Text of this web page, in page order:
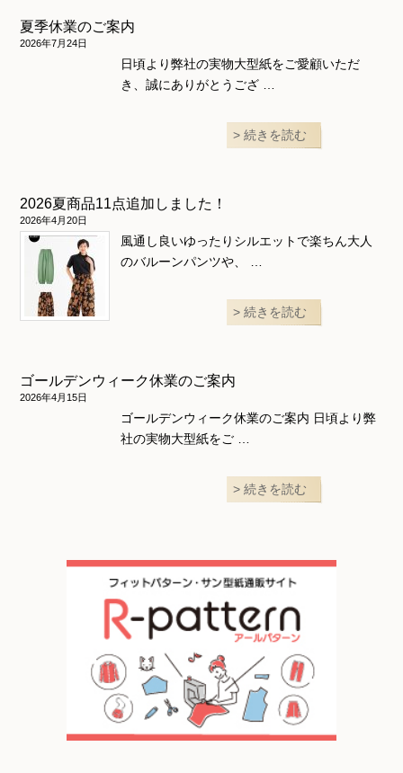
和風衣類
ウェディング・コスチューム
スカート・パンツ
夏季休業のご案内
2026年7月24日
日頃より弊社の実物大型紙をご愛顧いただ
き、誠にありがとうござ …
続きを読む
2026夏商品11点追加しました！
2026年4月20日
風通し良いゆったりシルエットで楽ちん大人
のバルーンパンツや、 …
続きを読む
ゴールデンウィーク休業のご案内
2026年4月15日
ゴールデンウィーク休業のご案内 日頃より弊
社の実物大型紙をご …
続きを読む